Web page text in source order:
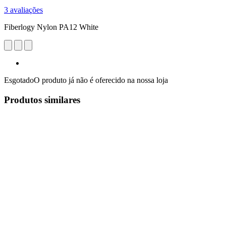
3 avaliações
Fiberlogy Nylon PA12 White
EsgotadoO produto já não é oferecido na nossa loja
Produtos similares